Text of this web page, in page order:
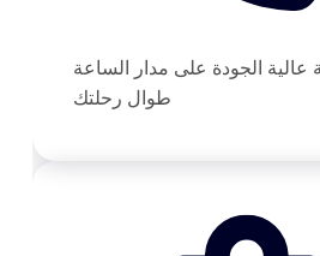
الجودة على مدار الساعة
طوال رحلتك